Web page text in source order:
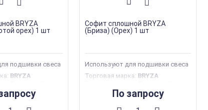
BRYZA
орех) 1 шт
подшивки свеса
: BRYZA
:Софиты
:Польша
Софит сплошной BRYZA
(Бриза) (Орех) 1 шт
Используют для подшивки свеса
Торговая марка: BRYZA
Тип продукции:Софиты
Страна производства:Польша
305 мм
По запросу